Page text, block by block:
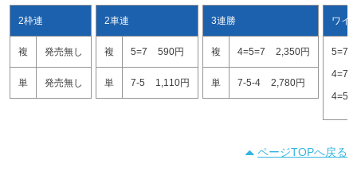
2枠連
複 発売無し
単 発売無し
2車連
複 5=7 590円
単 7-5 1,110円
3連勝
複 4=5=7 2,350円
単 7-5-4 2,780円
ワイ
5=7
4=7
4=5
ページTOPへ戻る